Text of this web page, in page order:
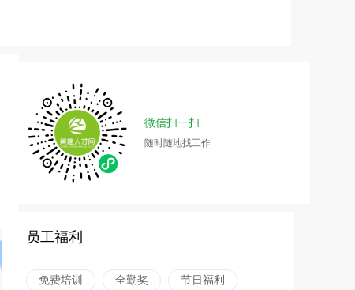
微信扫一扫
随时随地找工作
员工福利
免费培训 全勤奖 节日福利